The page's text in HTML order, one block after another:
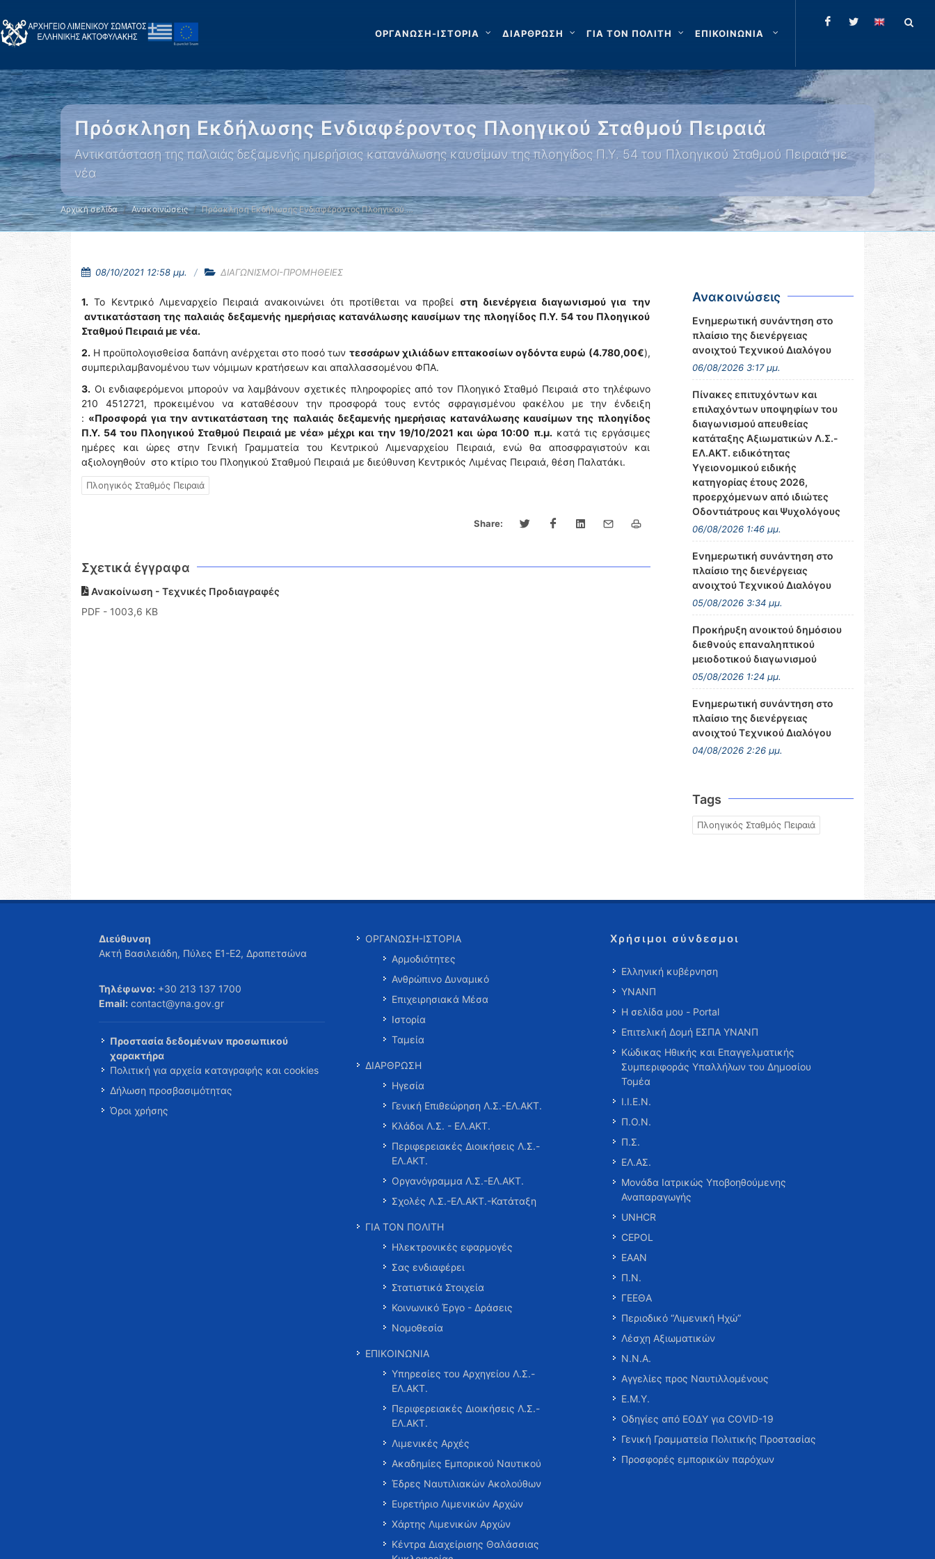
ΟΡΓΑΝΩΣΗ-ΙΣΤΟΡΙΑ ΔΙΑΡΘΡΩΣΗ ΓΙΑ ΤΟΝ ΠΟΛΙΤΗ ΕΠΙΚΟΙΝΩΝΙΑ
Πρόσκληση Εκδήλωσης Ενδιαφέροντος Πλοηγικού Σταθμού Πειραιά
Αντικατάσταση της παλαιάς δεξαμενής ημερήσιας κατανάλωσης καυσίμων της πλοηγίδος Π.Υ. 54 του Πλοηγικού Σταθμού Πειραιά με
νέα
Αρχική σελίδα Ανακοινώσεις Πρόσκληση Εκδήλωσης Ενδιαφέροντος Πλοηγικού …
08/10/2021 12:58 μμ. ΔΙΑΓΩΝΙΣΜΟΙ-ΠΡΟΜΗΘΕΙΕΣ
1. Το Κεντρικό Λιμεναρχείο Πειραιά ανακοινώνει ότι προτίθεται να προβεί στη διενέργεια διαγωνισμού για την
αντικατάσταση της παλαιάς δεξαμενής ημερήσιας κατανάλωσης καυσίμων της πλοηγίδος Π.Υ. 54 του Πλοηγικού
Σταθμού Πειραιά με νέα.
2. Η προϋπολογισθείσα δαπάνη ανέρχεται στο ποσό των τεσσάρων χιλιάδων επτακοσίων ογδόντα ευρώ (4.780,00€),
συμπεριλαμβανομένου των νόμιμων κρατήσεων και απαλλασσομένου ΦΠΑ.
3. Οι ενδιαφερόμενοι μπορούν να λαμβάνουν σχετικές πληροφορίες από τον Πλοηγικό Σταθμό Πειραιά στο τηλέφωνο
210 4512721, προκειμένου να καταθέσουν την προσφορά τους εντός σφραγισμένου φακέλου με την ένδειξη
: «Προσφορά για την αντικατάσταση της παλαιάς δεξαμενής ημερήσιας κατανάλωσης καυσίμων της πλοηγίδος
Π.Υ. 54 του Πλοηγικού Σταθμού Πειραιά με νέα» μέχρι και την 19/10/2021 και ώρα 10:00 π.μ. κατά τις εργάσιμες
ημέρες και ώρες στην Γενική Γραμματεία του Κεντρικού Λιμεναρχείου Πειραιά, ενώ θα αποσφραγιστούν και
αξιολογηθούν στο κτίριο του Πλοηγικού Σταθμού Πειραιά με διεύθυνση Κεντρικός Λιμένας Πειραιά, θέση Παλατάκι.
Πλοηγικός Σταθμός Πειραιά
Share:
Σχετικά έγγραφα
Ανακοίνωση - Τεχνικές Προδιαγραφές
PDF - 1003,6 KB
Ανακοινώσεις
Ενημερωτική συνάντηση στο
πλαίσιο της διενέργειας
ανοιχτού Τεχνικού Διαλόγου
06/08/2026 3:17 μμ.
Πίνακες επιτυχόντων και
επιλαχόντων υποψηφίων του
διαγωνισμού απευθείας
κατάταξης Αξιωματικών Λ.Σ.-
ΕΛ.ΑΚΤ. ειδικότητας
Υγειονομικού ειδικής
κατηγορίας έτους 2026,
προερχόμενων από ιδιώτες
Οδοντιάτρους και Ψυχολόγους
06/08/2026 1:46 μμ.
Ενημερωτική συνάντηση στο
πλαίσιο της διενέργειας
ανοιχτού Τεχνικού Διαλόγου
05/08/2026 3:34 μμ.
Προκήρυξη ανοικτού δημόσιου
διεθνούς επαναληπτικού
μειοδοτικού διαγωνισμού
05/08/2026 1:24 μμ.
Ενημερωτική συνάντηση στο
πλαίσιο της διενέργειας
ανοιχτού Τεχνικού Διαλόγου
04/08/2026 2:26 μμ.
Tags
Πλοηγικός Σταθμός Πειραιά
Διεύθυνση
Ακτή Βασιλειάδη, Πύλες Ε1-Ε2, Δραπετσώνα
Τηλέφωνο: +30 213 137 1700
Email: contact@yna.gov.gr
Προστασία δεδομένων προσωπικού
χαρακτήρα
Πολιτική για αρχεία καταγραφής και cookies
Δήλωση προσβασιμότητας
Όροι χρήσης
ΟΡΓΑΝΩΣΗ-ΙΣΤΟΡΙΑ
Αρμοδιότητες
Ανθρώπινο Δυναμικό
Επιχειρησιακά Μέσα
Ιστορία
Ταμεία
ΔΙΑΡΘΡΩΣΗ
Ηγεσία
Γενική Επιθεώρηση Λ.Σ.-ΕΛ.ΑΚΤ.
Κλάδοι Λ.Σ. - ΕΛ.ΑΚΤ.
Περιφερειακές Διοικήσεις Λ.Σ.-
ΕΛ.ΑΚΤ.
Οργανόγραμμα Λ.Σ.-ΕΛ.ΑΚΤ.
Σχολές Λ.Σ.-ΕΛ.ΑΚΤ.-Κατάταξη
ΓΙΑ ΤΟΝ ΠΟΛΙΤΗ
Ηλεκτρονικές εφαρμογές
Σας ενδιαφέρει
Στατιστικά Στοιχεία
Κοινωνικό Έργο - Δράσεις
Νομοθεσία
ΕΠΙΚΟΙΝΩΝΙΑ
Υπηρεσίες του Αρχηγείου Λ.Σ.-
ΕΛ.ΑΚΤ.
Περιφερειακές Διοικήσεις Λ.Σ.-
ΕΛ.ΑΚΤ.
Λιμενικές Αρχές
Ακαδημίες Εμπορικού Ναυτικού
Έδρες Ναυτιλιακών Ακολούθων
Ευρετήριο Λιμενικών Αρχών
Χάρτης Λιμενικών Αρχών
Κέντρα Διαχείρισης Θαλάσσιας
Χρήσιμοι σύνδεσμοι
Ελληνική κυβέρνηση
ΥΝΑΝΠ
Η σελίδα μου - Portal
Επιτελική Δομή ΕΣΠΑ ΥΝΑΝΠ
Κώδικας Ηθικής και Επαγγελματικής
Συμπεριφοράς Υπαλλήλων του Δημοσίου
Τομέα
Ι.Ι.Ε.Ν.
Π.Ο.Ν.
Π.Σ.
ΕΛ.ΑΣ.
Μονάδα Ιατρικώς Υποβοηθούμενης
Αναπαραγωγής
UNHCR
CEPOL
ΕΑΑΝ
Π.Ν.
ΓΕΕΘΑ
Περιοδικό “Λιμενική Ηχώ”
Λέσχη Αξιωματικών
Ν.Ν.Α.
Αγγελίες προς Ναυτιλλομένους
Ε.Μ.Υ.
Οδηγίες από ΕΟΔΥ για COVID-19
Γενική Γραμματεία Πολιτικής Προστασίας
Προσφορές εμπορικών παρόχων